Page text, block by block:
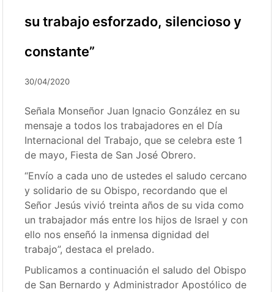
su trabajo esforzado, silencioso y
constante”
30/04/2020
Señala Monseñor Juan Ignacio González en su
mensaje a todos los trabajadores en el Día
Internacional del Trabajo, que se celebra este 1
de mayo, Fiesta de San José Obrero.
“Envío a cada uno de ustedes el saludo cercano
y solidario de su Obispo, recordando que el
Señor Jesús vivió treinta años de su vida como
un trabajador más entre los hijos de Israel y con
ello nos enseñó la inmensa dignidad del
trabajo”, destaca el prelado.
Publicamos a continuación el saludo del Obispo
de San Bernardo y Administrador Apostólico de